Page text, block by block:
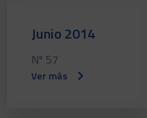
Junio 2014
Nº 57
Ver más